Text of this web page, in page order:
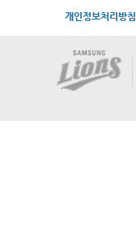
개인정보처리방침